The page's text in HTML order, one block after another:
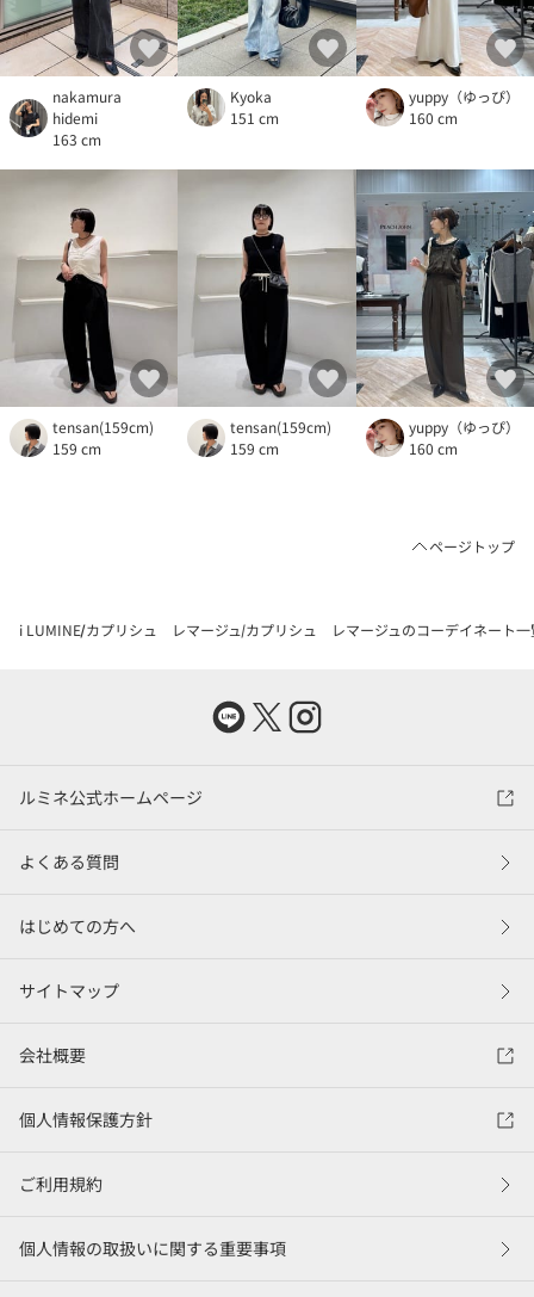
nakamura
hidemi
163 cm
Kyoka
151 cm
yuppy（ゆっぴ）
160 cm
tensan(159cm)
159 cm
tensan(159cm)
159 cm
yuppy（ゆっぴ）
160 cm
ページトップ
i LUMINE カプリシュ レマージュ カプリシュ レマージュのコーデイネート一
ルミネ公式ホームページ
よくある質問
はじめての方へ
サイトマップ
会社概要
個人情報保護方針
ご利用規約
個人情報の取扱いに関する重要事項